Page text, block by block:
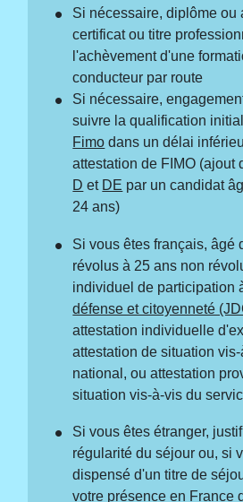
Si nécessaire, diplôme ou
certificat ou titre
l'achèvement d'une
conducteur par route
Si nécessaire,
suivre la qualification
Fimo dans un délai
attestation de FIMO (ajout
D et DE par un candidat
24 ans)
Si vous êtes français, âgé
révolus à 25 ans non
individuel de participation
défense et citoyenneté
attestation individuelle
attestation de situation
national, ou attestation
situation vis-à-vis du
Si vous êtes étranger,
régularité du séjour ou, si
dispensé d'un titre de
votre présence en France